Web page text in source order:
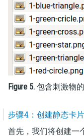
Figure 5. 包含刺激物的
步骤4：创建静态卡
首先，我们将创建一